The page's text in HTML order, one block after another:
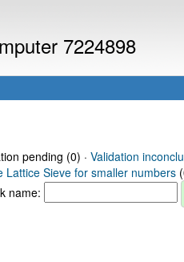
7224898
pending (0) · Validation
Lattice Sieve for smaller numbers
name: